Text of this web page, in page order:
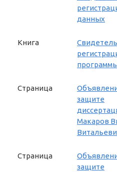
данных
Книга
Страница
защите
Макаров
Страница
защите